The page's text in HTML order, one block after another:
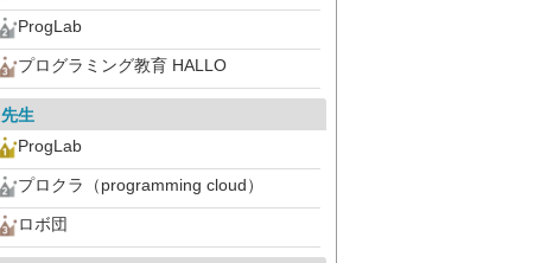
ProgLab
プログラミング教育 HALLO
先生
ProgLab
プロクラ（programming cloud）
ロボ団